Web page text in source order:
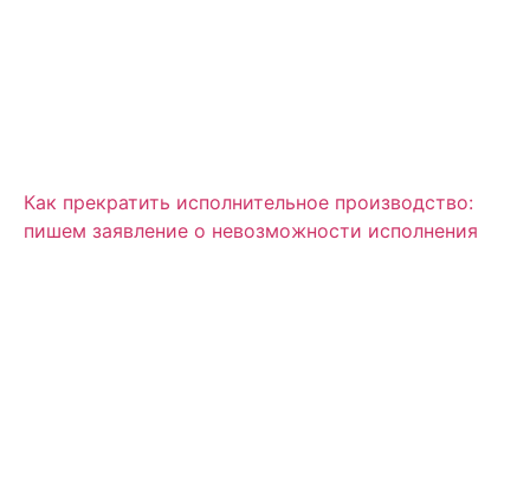
Как прекратить исполнительное производство:
пишем заявление о невозможности исполнения